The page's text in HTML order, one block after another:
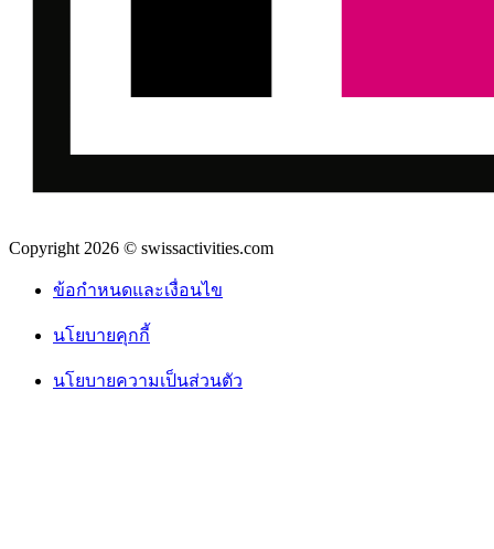
Copyright 2026 © swissactivities.com
ข้อกำหนดและเงื่อนไข
นโยบายคุกกี้
นโยบายความเป็นส่วนตัว